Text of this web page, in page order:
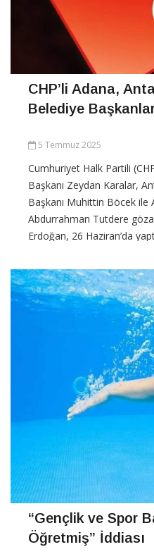
CHP’li Adana,
Belediye
5 Temmuz 2025
Cumhuriyet Halk Partili
Başkanı Zeydan Karalar,
Başkanı Muhittin Böcek ile
Abdurrahman Tutdere
Erdoğan, 26 Haziran’da
CONTINUE READING
“Gençlik ve Spor
Öğretmiş” İddiası